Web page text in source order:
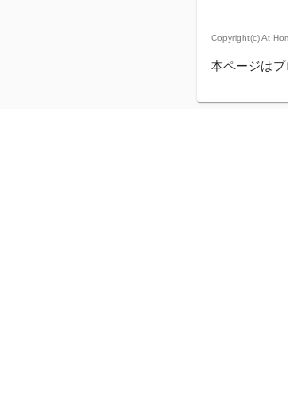
Copyright(c) At
本ページはプ